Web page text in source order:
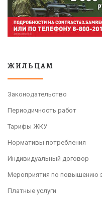
ЖИЛЬЦАМ
Законодательство
Периодичность работ
Тарифы ЖКУ
Нормативы потребления
Индивидуальный договор
Мероприятия по повышению
Платные услуги